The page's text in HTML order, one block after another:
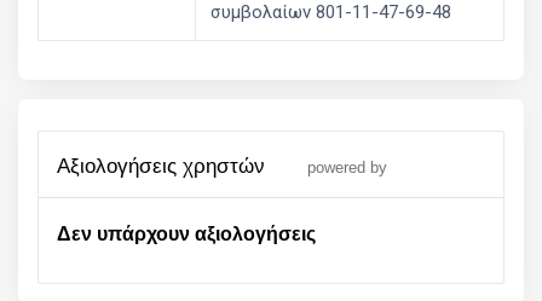
συμβολαίων 801-11-47-69-48
αξιολογήσεις χρηστών powered by
Δεν υπάρχουν αξιολογήσεις